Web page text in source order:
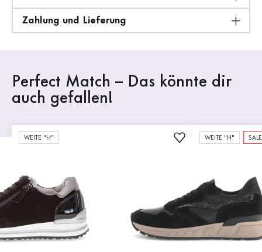
Zahlung und Lieferung
Perfect Match – Das könnte dir
auch gefallen!
WEITE "H" WEITE "H" SALE